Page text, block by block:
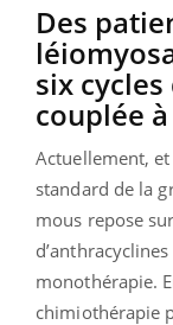
Des
six
couplée
Actuellement,
standard de la
mous repose
monothérapie.
chimiothérapie